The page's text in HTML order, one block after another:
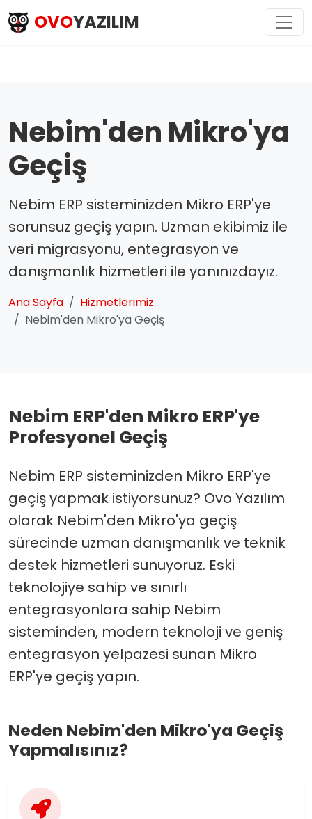
OVOYAZILIM
Nebim'den Mikro'ya
Geçiş
Nebim ERP sisteminizden Mikro ERP'ye
sorunsuz geçiş yapın. Uzman ekibimiz ile
veri migrasyonu, entegrasyon ve
danışmanlık hizmetleri ile yanınızdayız.
Ana Sayfa
Hizmetlerimiz
Nebim'den Mikro'ya Geçiş
Nebim ERP'den Mikro ERP'ye
Profesyonel Geçiş
Nebim ERP sisteminizden Mikro ERP'ye
geçiş yapmak istiyorsunuz? Ovo Yazılım
olarak Nebim'den Mikro'ya geçiş
sürecinde uzman danışmanlık ve teknik
destek hizmetleri sunuyoruz. Eski
teknolojiye sahip ve sınırlı
entegrasyonlara sahip Nebim
sisteminden, modern teknoloji ve geniş
entegrasyon yelpazesi sunan Mikro
ERP'ye geçiş yapın.
Neden Nebim'den Mikro'ya Geçiş
Yapmalısınız?